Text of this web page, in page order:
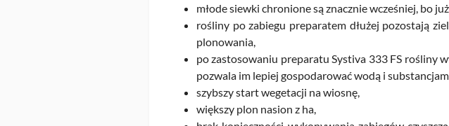
młode siewki chronione są znacznie wcześniej, bo
rośliny po zabiegu preparatem dłużej pozostają
plonowania,
po zastosowaniu preparatu Systiva 333 FS rośliny
pozwala im lepiej gospodarować wodą i
szybszy start wegetacji na wiosnę,
większy plon nasion z ha,